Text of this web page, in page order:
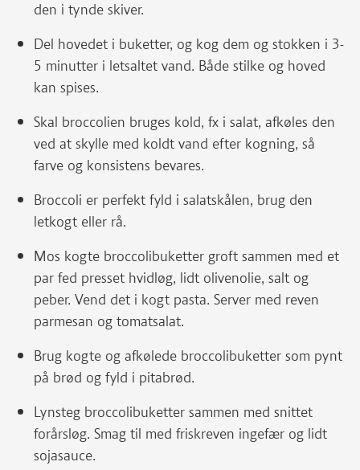
den i tynde skiver.
Del hovedet i buketter, og kog dem og stokken i 3-
5 minutter i letsaltet vand. Både stilke og hoved
kan spises.
Skal broccolien bruges kold, fx i salat, afkøles den
ved at skylle med koldt vand efter kogning, så
farve og konsistens bevares.
Broccoli er perfekt fyld i salatskålen, brug den
letkogt eller rå.
Mos kogte broccolibuketter groft sammen med et
par fed presset hvidløg, lidt olivenolie, salt og
peber. Vend det i kogt pasta. Server med reven
parmesan og tomatsalat.
Brug kogte og afkølede broccolibuketter som pynt
på brød og fyld i pitabrød.
Lynsteg broccolibuketter sammen med snittet
forårsløg. Smag til med friskreven ingefær og lidt
sojasauce.